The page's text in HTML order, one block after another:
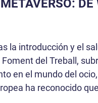
METAVERSO:
la introducción y el
Foment del Treball,
en el mundo del
ha reconocido